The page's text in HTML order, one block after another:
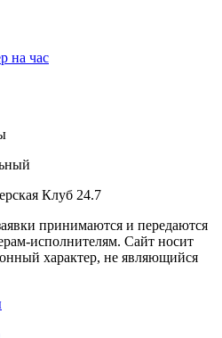
на час
Клуб 24.7
принимаются и передаются
Сайт носит
характер, не являющийся